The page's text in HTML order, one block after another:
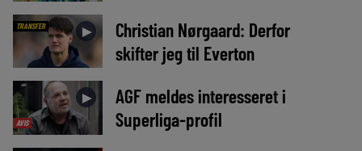
TRANSFER ►
Christian Nørgaard: Derfor
skifter jeg til Everton
AVIS
►
AGF meldes interesseret i
Superliga-profil